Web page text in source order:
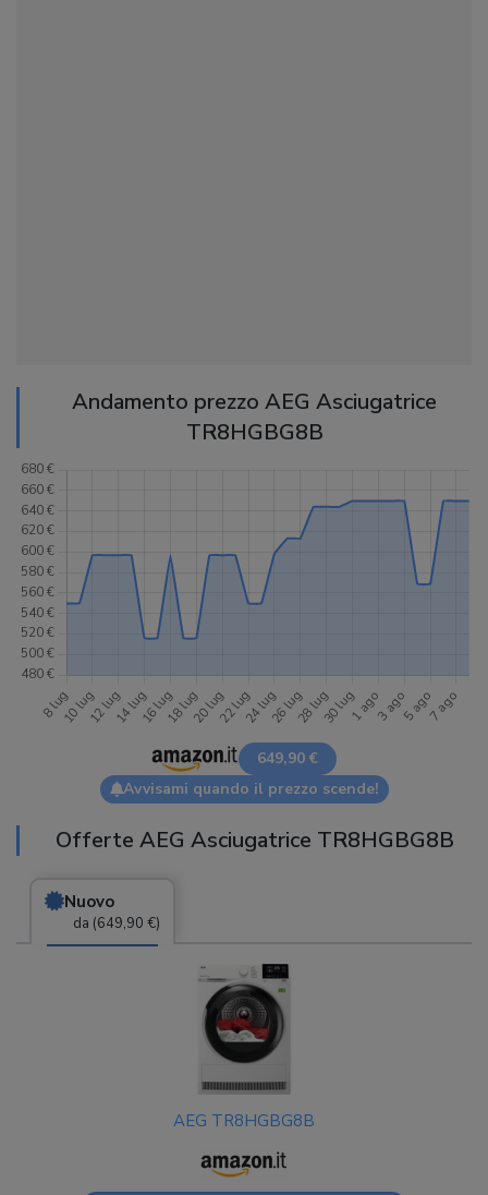
Andamento prezzo AEG Asciugatrice
TR8HGBG8B
649,90 €
Avvisami quando il prezzo scende!
Offerte AEG Asciugatrice TR8HGBG8B
Nuovo
da (649,90 €)
AEG TR8HGBG8B